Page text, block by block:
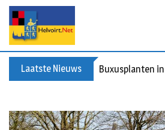
Laatste Nieuws Buxusplanten